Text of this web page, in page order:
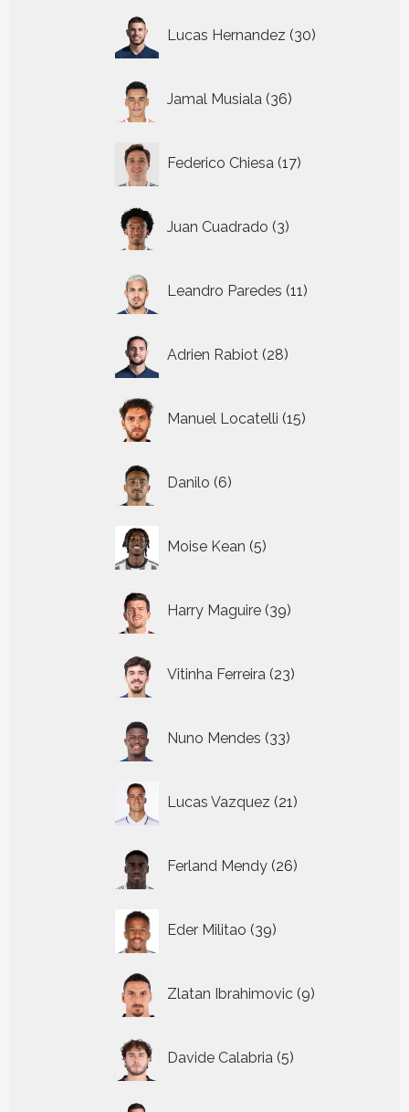
Lucas Hernandez 30
producten
Jamal Musiala 36
producten
Federico Chiesa 17
producten
Juan Cuadrado 3
producten
Leandro Paredes 11
producten
Adrien Rabiot 28
producten
Manuel Locatelli 15
producten
Danilo 6
producten
Moise Kean 5
producten
Harry Maguire 39
producten
Vitinha Ferreira 23
producten
Nuno Mendes 33
producten
Lucas Vazquez 21
producten
Ferland Mendy 26
producten
Eder Militao 39
producten
Zlatan Ibrahimovic 9
producten
Davide Calabria 5
producten